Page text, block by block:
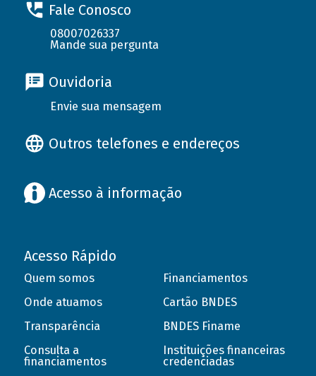
Fale Conosco
08007026337
Mande sua pergunta
Ouvidoria
Envie sua mensagem
Outros telefones e endereços
Acesso à informação
Acesso Rápido
Quem somos
Onde atuamos
Transparência
Consulta a
financiamentos
Financiamentos
Cartão BNDES
BNDES Finame
Instituições financeiras
credenciadas